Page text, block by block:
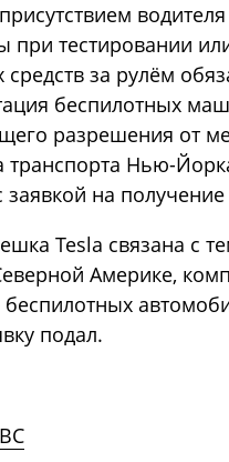
при тестировании
за рулём
беспилотных
разрешения от
транспорта Нью-
на
Tesla связана с
Америке,
беспилотных
подал.